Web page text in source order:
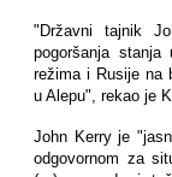
"Državni tajnik
pogoršanja
režima i Rusije na
u Alepu", rekao je
John Kerry je
odgovornom za